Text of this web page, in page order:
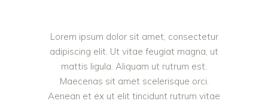
Lorem ipsum dolor sit amet, consectetur
adipiscing elit. Ut vitae feugiat magna, ut
mattis ligula. Aliquam ut rutrum est.
Maecenas sit amet scelerisque orci.
Aenean et ex ut elit tincidunt rutrum vitae